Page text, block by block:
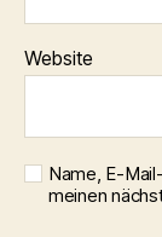
Website
Name, E-
meinen